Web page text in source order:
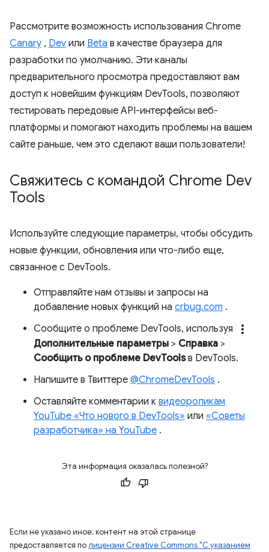
Рассмотрите возможность использования Chrome
Canary , Dev или Beta в качестве браузера для
разработки по умолчанию. Эти каналы
предварительного просмотра предоставляют вам
доступ к новейшим функциям DevTools, позволяют
тестировать передовые API-интерфейсы веб-
платформы и помогают находить проблемы на вашем
сайте раньше, чем это сделают ваши пользователи!
Свяжитесь с командой Chrome Dev
Tools
Используйте следующие параметры, чтобы обсудить
новые функции, обновления или что-либо еще,
связанное с DevTools.
Отправляйте нам отзывы и запросы на
добавление новых функций на crbug.com .
Сообщите о проблеме DevTools, используя
more_vert
Дополнительные параметры > Справка >
Сообщить о проблеме DevToolsв DevTools.
Напишите в Твиттере @ChromeDevTools .
Оставляйте комментарии к видеороликам
YouTube «Что нового в DevTools» или «Советы
разработчика» на YouTube .
Эта информация оказалась полезной?
Если не указано иное, контент на этой странице
предоставляется полицензии Creative Commons "С указанием